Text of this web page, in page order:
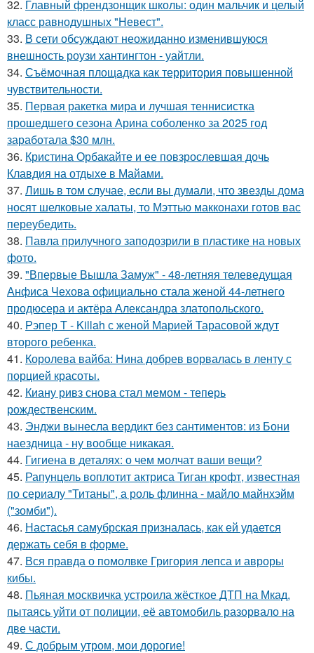
32. Главный френдзонщик школы: один мальчик и целый
класс равнодушных "Невест".
33. В сети обсуждают неожиданно изменившуюся
внешность роузи хантингтон - уайтли.
34. Съёмочная площадка как территория повышенной
чувствительности.
35. Первая ракетка мира и лучшая теннисистка
прошедшего сезона Арина соболенко за 2025 год
заработала $30 млн.
36. Кристина Орбакайте и ее повзрослевшая дочь
Клавдия на отдыхе в Майами.
37. Лишь в том случае, если вы думали, что звезды дома
носят шелковые халаты, то Мэттью макконахи готов вас
переубедить.
38. Павла прилучного заподозрили в пластике на новых
фото.
39. "Впервые Вышла Замуж" - 48-летняя телеведущая
Анфиса Чехова официально стала женой 44-летнего
продюсера и актёра Александра златопольского.
40. Рэпер T - Killah с женой Марией Тарасовой ждут
второго ребенка.
41. Королева вайба: Нина добрев ворвалась в ленту с
порцией красоты.
42. Киану ривз снова стал мемом - теперь
рождественским.
43. Энджи вынесла вердикт без сантиментов: из Бони
наездница - ну вообще никакая.
44. Гигиена в деталях: о чем молчат ваши вещи?
45. Рапунцель воплотит актриса Тиган крофт, известная
по сериалу "Титаны", а роль флинна - майло майнхэйм
("зомби").
46. Настасья самубрская призналась, как ей удается
держать себя в форме.
47. Вся правда о помолвке Григория лепса и авроры
кибы.
48. Пьяная москвичка устроила жёсткое ДТП на Мкад,
пытаясь уйти от полиции, её автомобиль разорвало на
две части.
49. С добрым утром, мои дорогие!